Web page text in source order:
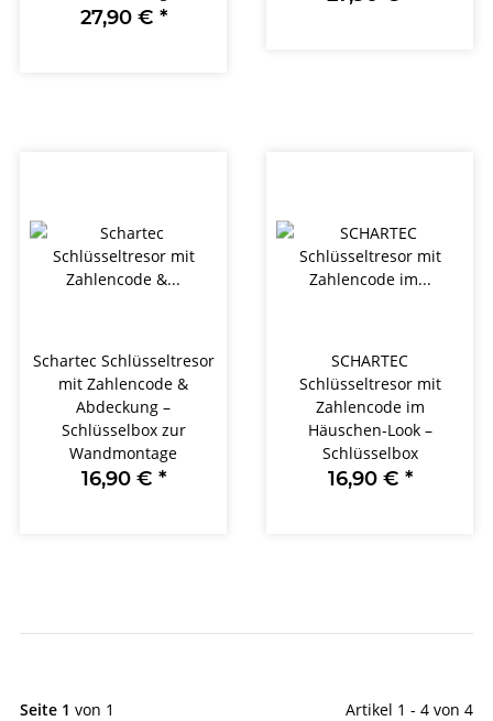
27,90 € *
Schartec Schlüsseltresor
mit Zahlencode &
Abdeckung –
Schlüsselbox zur
Wandmontage
16,90 € *
SCHARTEC
Schlüsseltresor mit
Zahlencode im
Häuschen-Look –
Schlüsselbox
16,90 € *
Seite 1 von 1 Artikel 1 - 4 von 4